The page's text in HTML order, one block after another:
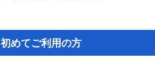
初めてご利用の方